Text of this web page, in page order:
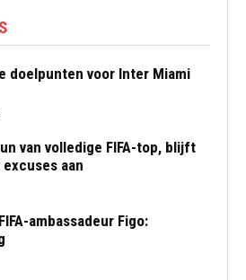
doelpunten voor Inter Miami
van volledige FIFA-top, blijft
aan
ambassadeur Figo: